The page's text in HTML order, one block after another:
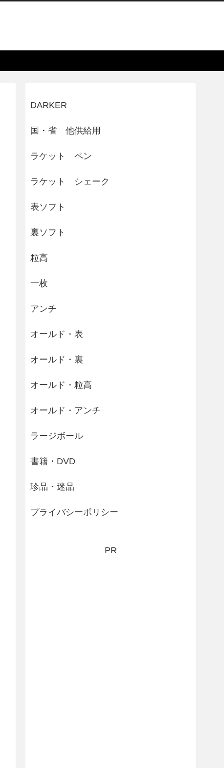
DARKER
国・省 他供給用
ラケット ペン
ラケット シェーク
表ソフト
裏ソフト
粒高
一枚
アンチ
オールド・表
オールド・裏
オールド・粒高
オールド・アンチ
ラージボール
書籍・DVD
珍品・迷品
プライバシーポリシー
PR